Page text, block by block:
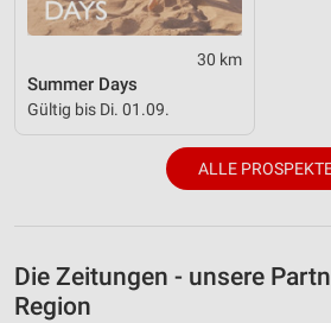
30 km
Summer Days
Gültig bis Di. 01.09.
ALLE
Die Zeitungen - unsere
Region